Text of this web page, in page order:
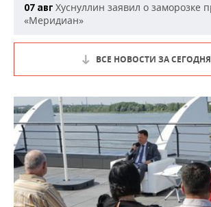
07 авг Хуснуллин заявил о заморозке
«Меридиан»
ВСЕ НОВОСТИ ЗА СЕГОДНЯ